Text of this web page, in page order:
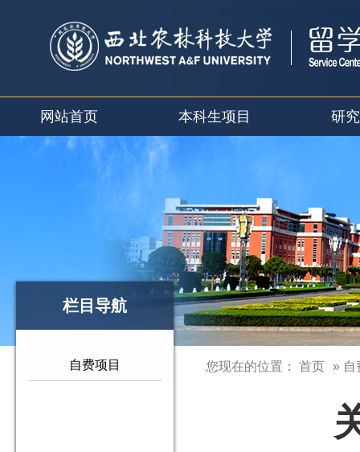
网站首页 本科生项目 研
栏目导航
自费项目 您现在的位置： 首页 » 自